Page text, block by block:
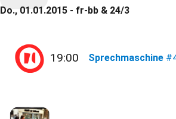
Do., 01.01.2015 - fr-bb & 24/3
19:00 Sprechmaschine